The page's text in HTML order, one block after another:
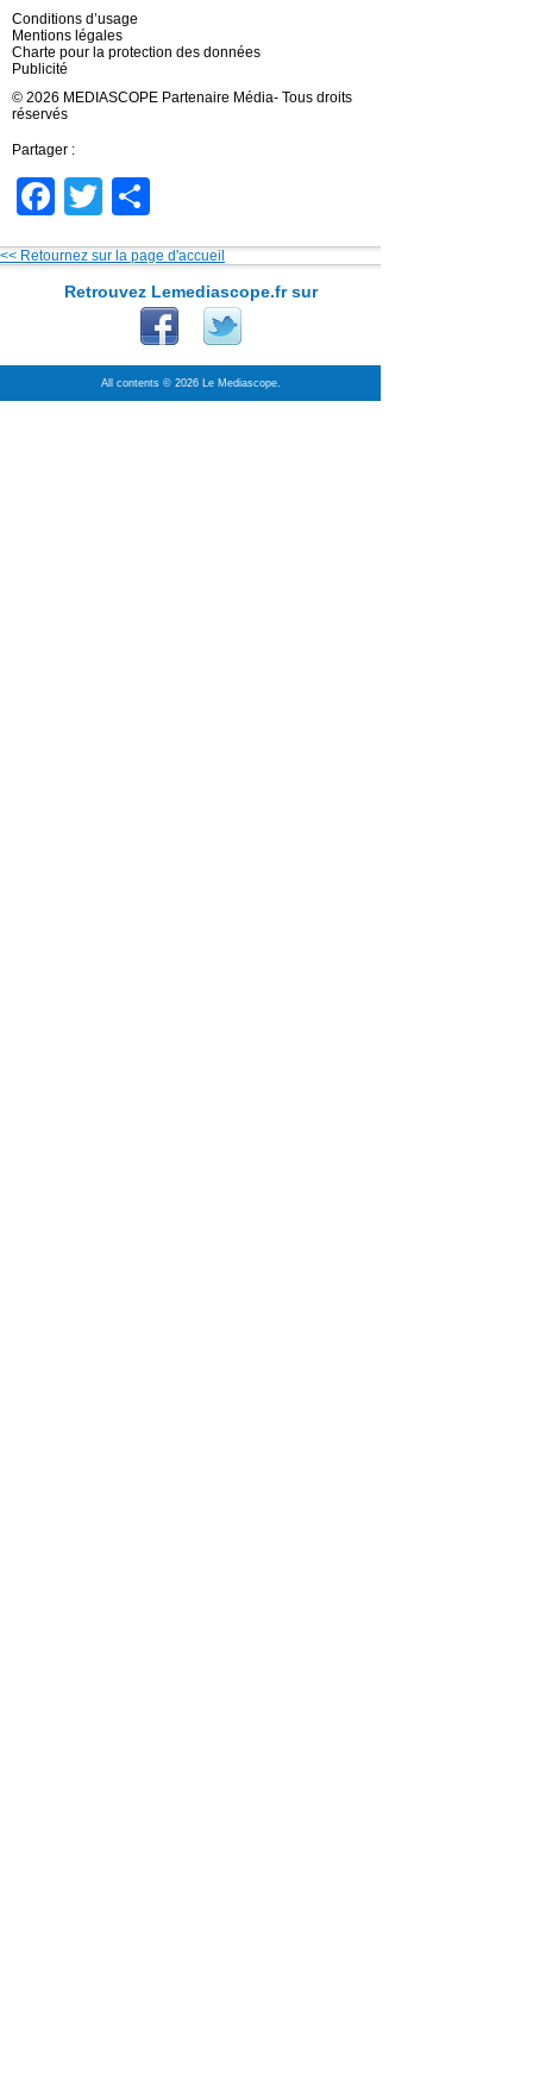
Conditions d’usage
Mentions légales
Charte pour la protection des données
Publicité
© 2026 MEDIASCOPE Partenaire Média- Tous droits
réservés
Partager :
Facebook
Twitter
<< Retournez sur la page d'accueil
Retrouvez Lemediascope.fr sur
All contents © 2026 Le Mediascope.